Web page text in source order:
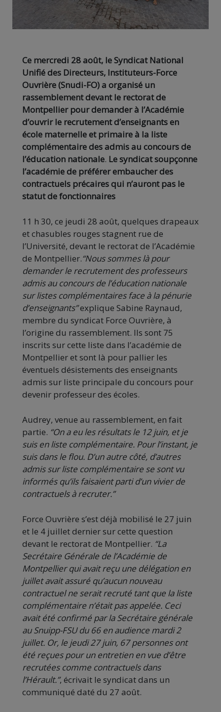
Ce mercredi 28 août, le Syndicat National
Unifié des Directeurs, Instituteurs-Force
Ouvrière (Snudi-FO) a organisé un
rassemblement devant le rectorat de
Montpellier pour demander à l’Académie
d’ouvrir le recrutement d’enseignants en
école maternelle et primaire à la liste
complémentaire des admis au concours de
l’éducation nationale. Le syndicat soupçonne
l’académie de préférer embaucher des
contractuels précaires qui n’auront pas le
statut de fonctionnaires
11 h 30, ce jeudi 28 août, quelques drapeaux
et chasubles rouges stagnent rue de
l’Université, devant le rectorat de l’Académie
de Montpellier.“Nous sommes là pour
demander le recrutement des professeurs
admis au concours de l’éducation nationale
sur listes complémentaires face à la pénurie
d’enseignants”explique Sabine Raynaud,
membre du syndicat Force Ouvrière, à
l’origine du rassemblement. Ils sont 75
inscrits sur cette liste dans l’académie de
Montpellier et sont là pour pallier les
éventuels désistements des enseignants
admis sur liste principale du concours pour
devenir professeur des écoles.
Audrey, venue au rassemblement, en fait
partie. “On a eu les résultats le 12 juin, et je
suis en liste complémentaire. Pour l’instant, je
suis dans le flou. D’un autre côté, d’autres
admis sur liste complémentaire se sont vu
informés qu’ils faisaient parti d’un vivier de
contractuels à recruter.”
Force Ouvrière s’est déjà mobilisé le 27 juin
et le 4 juillet dernier sur cette question
devant le rectorat de Montpellier. “La
Secrétaire Générale de l’Académie de
Montpellier qui avait reçu une délégation en
juillet avait assuré qu’aucun nouveau
contractuel ne serait recruté tant que la liste
complémentaire n’était pas appelée. Ceci
avait été confirmé par la Secrétaire générale
au Snuipp-FSU du 66 en audience mardi 2
juillet. Or, le jeudi 27 juin, 67 personnes ont
été reçues pour un entretien en vue d’être
recrutées comme contractuels dans
l’Hérault.”, écrivait le syndicat dans un
communiqué daté du 27 août.